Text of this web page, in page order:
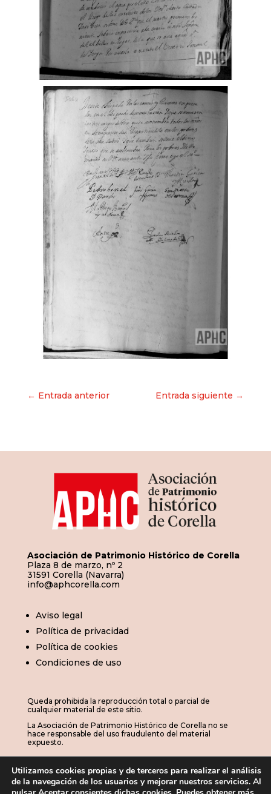
Navegación
← Entrada anterior Entrada siguiente →
Asociación de Patrimonio Histórico de Corella
Plaza 8 de marzo, nº 2
31591 Corella (Navarra)
info@aphcorella.com
Aviso legal
Política de privacidad
Política de cookies
Condiciones de uso
Queda prohibida la reproducción total o parcial de
cualquier material de este sitio.
La Asociación de Patrimonio Histórico de Corella no se
hace responsable del uso fraudulento del material
expuesto.
© 2026 | APHC · Asociación de Patrimonio
Utilizamos cookies propias y de terceros para realizar el análisis
de la navegación de los usuarios y mejorar nuestros servicios. Al